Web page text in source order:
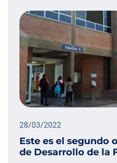
28/03/2022
Este es el segundo
de Desarrollo de la